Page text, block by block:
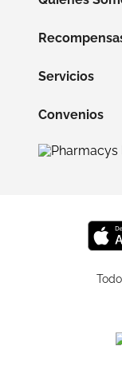
Servicios
Convenios